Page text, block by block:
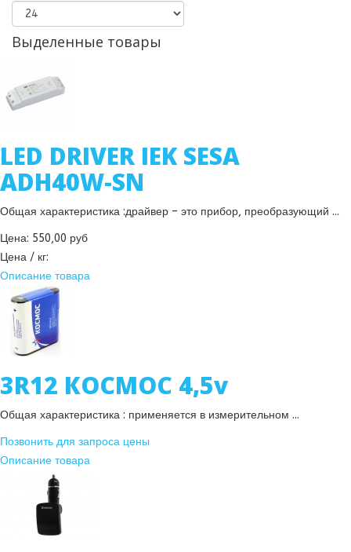
Выделенные товары
LED DRIVER IEK SESA
ADH40W-SN
Общая характеристика :драйвер – это прибор, преобразующий ...
Цена: 550,00 руб
Цена / кг:
Описание товара
3R12 КОСМОС 4,5v
Общая характеристика : применяется в измерительном ...
Позвонить для запроса цены
Описание товара